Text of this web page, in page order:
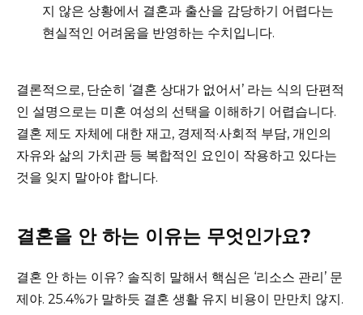
지 않은 상황에서 결혼과 출산을 감당하기 어렵다는
현실적인 어려움을 반영하는 수치입니다.
결론적으로, 단순히 ‘결혼 상대가 없어서’ 라는 식의 단편적
인 설명으로는 미혼 여성의 선택을 이해하기 어렵습니다.
결혼 제도 자체에 대한 재고, 경제적·사회적 부담, 개인의
자유와 삶의 가치관 등 복합적인 요인이 작용하고 있다는
것을 잊지 말아야 합니다.
결혼을 안 하는 이유는 무엇인가요?
결혼 안 하는 이유? 솔직히 말해서 핵심은 ‘리소스 관리’ 문
제야. 25.4%가 말하듯 결혼 생활 유지 비용이 만만치 않지.